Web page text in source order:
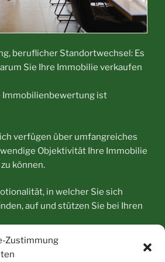
Zustimmung
beruflicher Standortwechsel: Es
Sie Ihre Immobilie verkaufen
Immobilienbewertung ist
verfügen über umfangreiches
Objektivität Ihre Immobilie
können.
in welcher Sie sich
auf und stützen Sie bei Ihren